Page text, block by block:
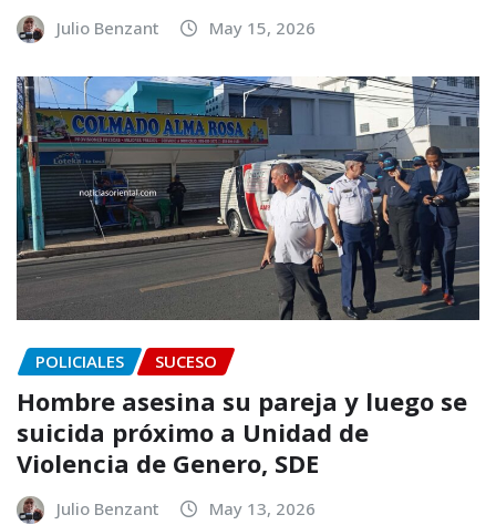
Julio Benzant May 15, 2026
POLICIALES SUCESO
Hombre asesina su pareja y luego se
suicida próximo a Unidad de
Violencia de Genero, SDE
Julio Benzant May 13, 2026